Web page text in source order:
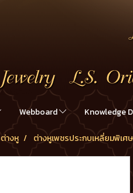
Webboard Knowledge
ต่างหู ต่างหูเพชรประกบเหลี่ยมพิเศษ